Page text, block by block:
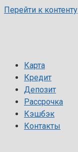
Перейти к контенту
Карта
Кредит
Депозит
Рассрочка
Кэшбэк
Контакты